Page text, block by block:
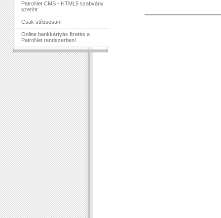
PatroNet CMS - HTML5 szabvány
szerint
Csak stílusosan!
Online bankkártyás fizetés a
PatroNet rendszerben!